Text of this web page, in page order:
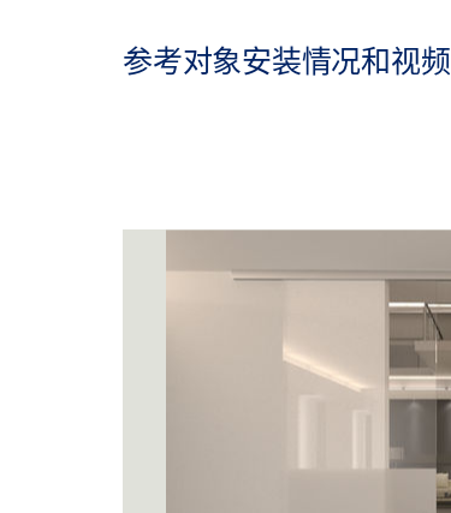
参考对象安装情况和视频